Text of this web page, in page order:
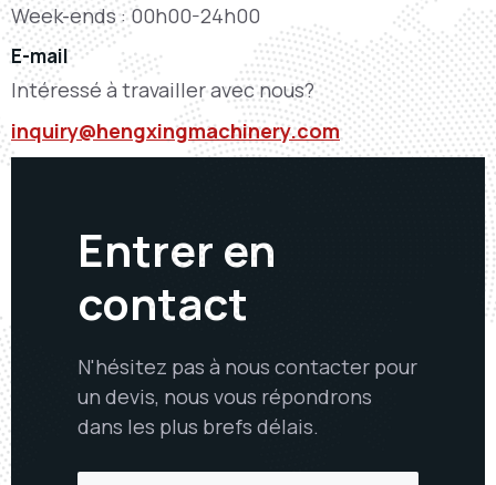
Week-ends : 00h00-24h00
E-mail
Intéressé à travailler avec nous?
inquiry@hengxingmachinery.com
Entrer en
contact
N'hésitez pas à nous contacter pour
un devis, nous vous répondrons
dans les plus brefs délais.